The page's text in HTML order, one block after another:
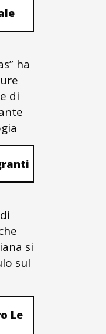
ha
di
si
sul
Le